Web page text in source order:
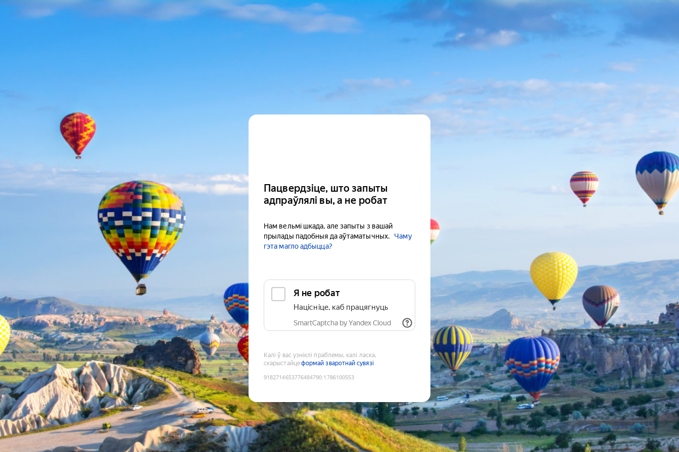
Пацвердзіце, што запыты
адпраўлялі вы, а не робат
Нам вельмі шкада, але запыты з вашай
прылады падобныя да аўтаматычных.
Чаму
гэта магло адбыцца?
Я не робат
Націсніце, каб працягнуць
SmartCaptcha by Yandex Cloud
Калі ў вас узніклі праблемы, калі ласка,
скарыстайцеформай зваротнай сувязі
9182714653776484790:1786100553